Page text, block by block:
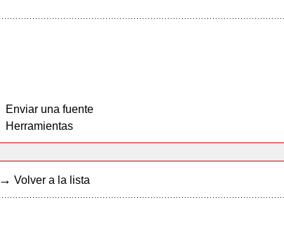
Enviar una fuente
Herramientas
→ Volver a la lista